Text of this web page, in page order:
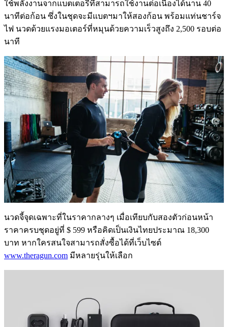
ใช้พลังงานจากแบตเตอรี่ที่สามารถใช้งานต่อเนื่องได้นาน 40
นาทีต่อก้อน ซึ่งในชุดจะมีแบตฯมาให้สองก้อน พร้อมแท่นชาร์จ
ไฟ นวดด้วยแรงมอเตอร์ที่หมุนด้วยความเร็วสูงถึง 2,500 รอบต่อ
นาที
นวดจี้จุดเฉพาะที่ในราคากลางๆ เมื่อเทียบกับสองตัวก่อนหน้า
ราคาครบชุดอยู่ที่ $ 599 หรือคิดเป็นเงินไทยประมาณ 18,300
บาท หากใครสนใจสามารถสั่งซื้อได้ที่เว็บไซต์
www.theragun.com มีหลายรุ่นให้เลือก